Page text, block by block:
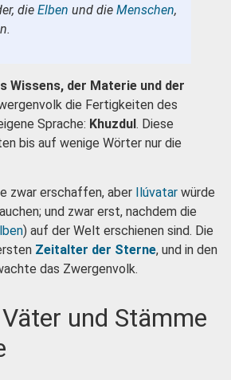
die Elben und die Menschen,
Wissens, der Materie und der
die Fertigkeiten des
Sprache: Khuzdul. Diese
bis auf wenige Wörter nur die
zwar erschaffen, aber Ilúvatar würde
und zwar erst, nachdem die
) auf der Welt erschienen sind. Die
Zeitalter der Sterne, und in den
das Zwergenvolk.
und Stämme